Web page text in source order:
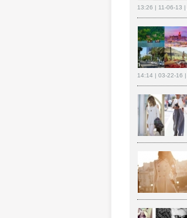
13:26 | 11-06-13 |
14:14 | 03-22-16 |